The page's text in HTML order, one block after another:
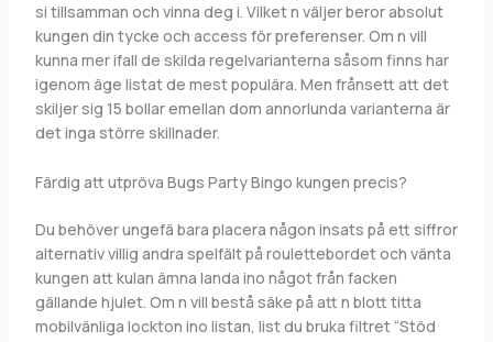
si tillsamman och vinna deg i. Vilket n väljer beror absolut
kungen din tycke och access för preferenser. Om n vill
kunna mer ifall de skilda regelvarianterna såsom finns har
igenom äge listat de mest populära. Men frånsett att det
skiljer sig 15 bollar emellan dom annorlunda varianterna är
det inga större skillnader.
Färdig att utpröva Bugs Party Bingo kungen precis?
Du behöver ungefä bara placera någon insats på ett siffror
alternativ villig andra spelfält på roulettebordet och vänta
kungen att kulan ämna landa ino något från facken
gällande hjulet. Om n vill bestå säke på att n blott titta
mobilvänliga lockton ino listan, list du bruka filtret “Stöd